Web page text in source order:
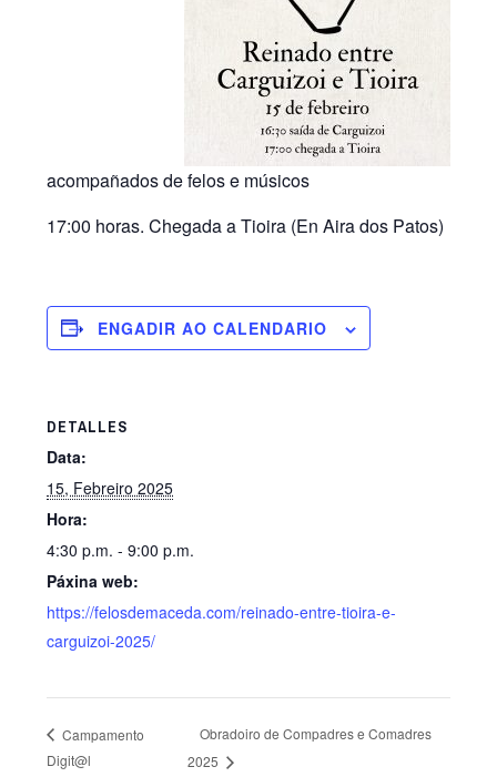
acompañados de felos e músicos
17:00 horas. Chegada a Tioira (En Aira dos Patos)
ENGADIR AO CALENDARIO
DETALLES
Data:
15, Febreiro 2025
Hora:
4:30 p.m. - 9:00 p.m.
Páxina web:
https://felosdemaceda.com/reinado-entre-tioira-e-
carguizoi-2025/
Campamento
Digit@l
Obradoiro de Compadres e Comadres
2025